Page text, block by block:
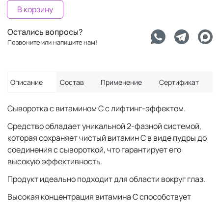
В корзину
Остались вопросы?
Позвоните или напишите нам!
Описание Состав Применение Сертификат
Сыворотка с витамином С с лифтинг-эффектом.
Средство обладает уникальной 2-фазной системой,
которая сохраняет чистый витамин С в виде пудры до
соединения с сывороткой, что гарантирует его
высокую эффективность.
Продукт идеально подходит для области вокруг глаз.
Высокая концентрация витамина С способствует